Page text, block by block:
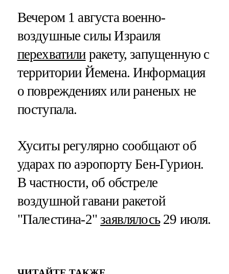
Вечером 1 августа военно-
воздушные силы Израиля
перехватилиракету, запущенную с
территории Йемена. Информация
о повреждениях или раненых не
поступала.
Хуситы регулярно сообщают об
ударах по аэропорту Бен-Гурион.
В частности, об обстреле
воздушной гавани ракетой
"Палестина-2"заявлялось29 июля.